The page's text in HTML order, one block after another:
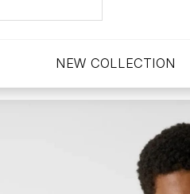
NEW COLLECTION